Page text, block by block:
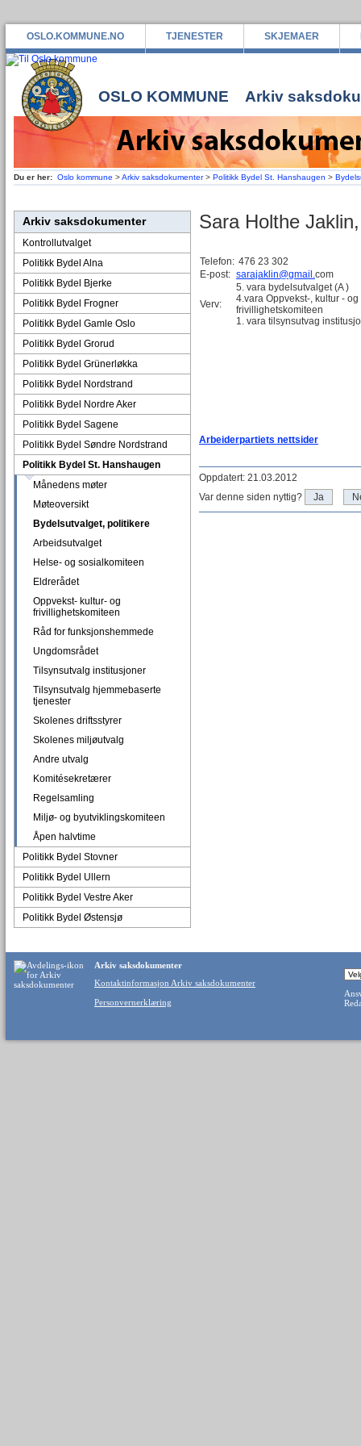
OSLO.KOMMUNE.NO TJENESTER SKJEMAER
OSLO KOMMUNE Arkiv
Du er her: Oslo kommune >Arkiv saksdokumenter> Politikk Bydel St. Hanshaugen >
Arkiv saksdokumenter
Kontrollutvalget
Politikk Bydel Alna
Politikk Bydel Bjerke
Politikk Bydel Frogner
Politikk Bydel Gamle Oslo
Politikk Bydel Grorud
Politikk Bydel Grünerløkka
Politikk Bydel Nordstrand
Politikk Bydel Nordre Aker
Politikk Bydel Sagene
Politikk Bydel Søndre Nordstrand
Politikk Bydel St. Hanshaugen
Månedens møter
Møteoversikt
Bydelsutvalget, politikere
Arbeidsutvalget
Helse- og sosialkomiteen
Eldrerådet
Oppvekst- kultur- og
frivillighetskomiteen
Råd for funksjonshemmede
Ungdomsrådet
Tilsynsutvalg institusjoner
Tilsynsutvalg hjemmebaserte
tjenester
Skolenes driftsstyrer
Skolenes miljøutvalg
Andre utvalg
Komitésekretærer
Regelsamling
Miljø- og byutviklingskomiteen
Åpen halvtime
Politikk Bydel Stovner
Politikk Bydel Ullern
Politikk Bydel Vestre Aker
Politikk Bydel Østensjø
Sara Holthe
Telefon: 476 23 302
E-post: sarajaklin@gmail .com
Verv:
5. vara bydelsutvalget (A )
4.vara Oppvekst-, kultur - og
frivillighetskomiteen
1. vara tilsynsutvag
Arbeiderpartiets nettsider
Oppdatert: 21.03.2012
Var denne siden nyttig?
Ja
Arkiv saksdokumenter
Kontaktinformasjon Arkiv saksdokumenter
Personvernerklæring